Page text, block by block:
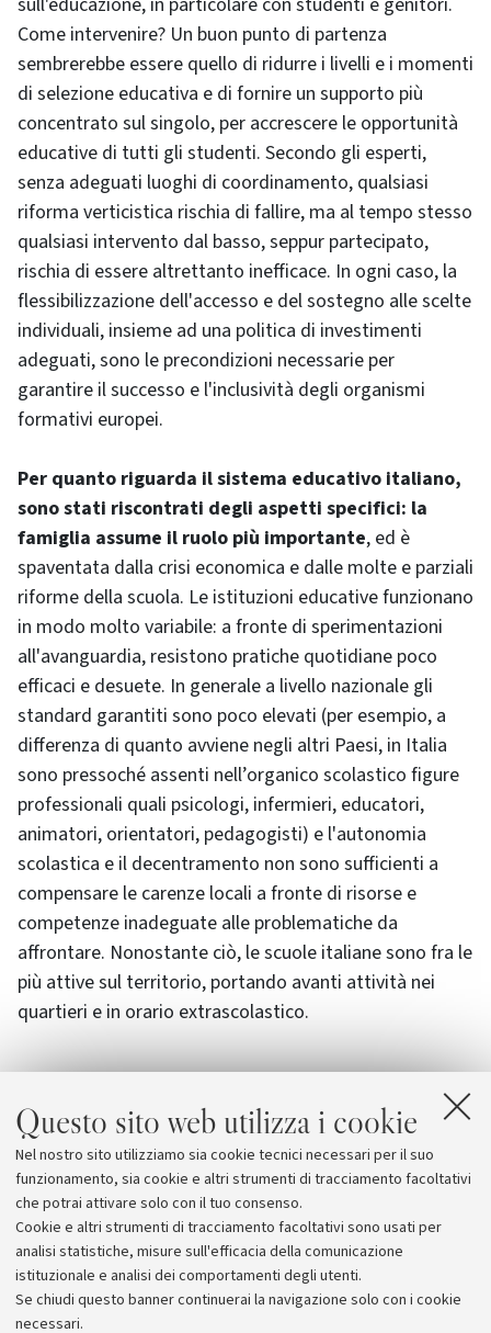
Questo sito web utilizza i cookie
Nel nostro sito utilizziamo sia cookie tecnici necessari per il suo
funzionamento, sia cookie e altri strumenti di tracciamento facoltativi
che potrai attivare solo con il tuo consenso.
Cookie e altri strumenti di tracciamento facoltativi sono usati per
analisi statistiche, misure sull'efficacia della comunicazione
istituzionale e analisi dei comportamenti degli utenti.
Se chiudi questo banner continuerai la navigazione solo con i cookie
necessari.
Come intervenire? Un buon punto di partenza
sembrerebbe essere quello di ridurre i livelli e i momenti
di selezione educativa e di fornire un supporto più
concentrato sul singolo, per accrescere le opportunità
educative di tutti gli studenti. Secondo gli esperti,
senza adeguati luoghi di coordinamento, qualsiasi
riforma verticistica rischia di fallire, ma al tempo stesso
qualsiasi intervento dal basso, seppur partecipato,
rischia di essere altrettanto inefficace. In ogni caso, la
flessibilizzazione dell'accesso e del sostegno alle scelte
individuali, insieme ad una politica di investimenti
adeguati, sono le precondizioni necessarie per
garantire il successo e l'inclusività degli organismi
formativi europei.
Per quanto riguarda il sistema educativo italiano,
sono stati riscontrati degli aspetti specifici: la
famiglia assume il ruolo più importante, ed è
spaventata dalla crisi economica e dalle molte e parziali
riforme della scuola. Le istituzioni educative funzionano
in modo molto variabile: a fronte di sperimentazioni
all'avanguardia, resistono pratiche quotidiane poco
efficaci e desuete. In generale a livello nazionale gli
standard garantiti sono poco elevati (per esempio, a
differenza di quanto avviene negli altri Paesi, in Italia
sono pressoché assenti nell’organico scolastico figure
professionali quali psicologi, infermieri, educatori,
animatori, orientatori, pedagogisti) e l'autonomia
scolastica e il decentramento non sono sufficienti a
compensare le carenze locali a fronte di risorse e
competenze inadeguate alle problematiche da
affrontare. Nonostante ciò, le scuole italiane sono fra le
più attive sul territorio, portando avanti attività nei
quartieri e in orario extrascolastico.
Allegati
Il sito del progetto